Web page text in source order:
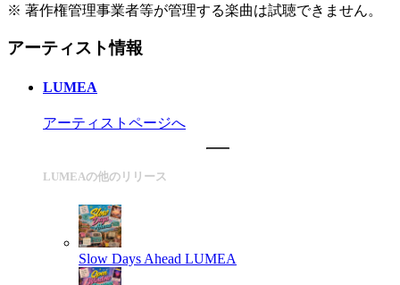
※ 著作権管理事業者等が管理する楽曲は試聴できません。
アーティスト情報
LUMEA
アーティストページへ
LUMEAの他のリリース
Slow Days Ahead LUMEA